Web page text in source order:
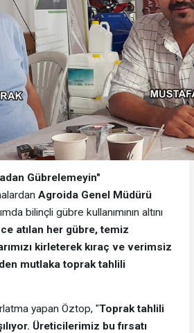
Gübrelemeyin"
Agroida Genel Müdürü
bilinçli gübre kullanımının altını
atılan her gübre, temiz
kirleterek kıraç ve verimsiz
mutlaka toprak tahlili
yapan Öztop, "Toprak tahlili
Üreticilerimiz bu fırsatı